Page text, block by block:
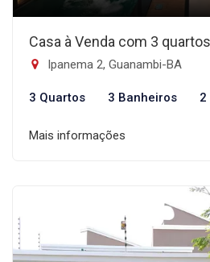
Casa à Venda com 3
Ipanema 2, Guanambi-BA
3 Quartos 3 Banheiros 2
Mais informações